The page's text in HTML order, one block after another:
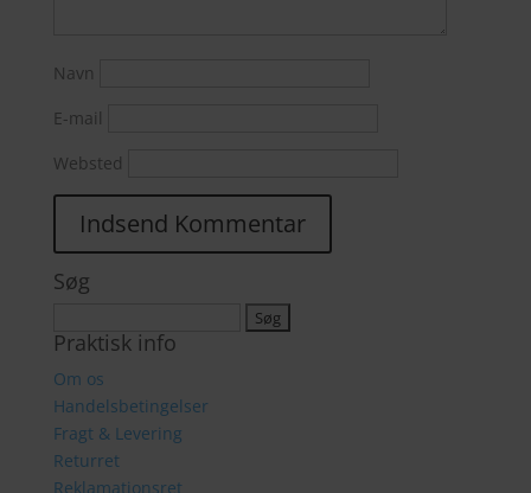
Navn
E-mail
Websted
Søg
efter:
Praktisk info
Om os
Handelsbetingelser
Fragt & Levering
Returret
Reklamationsret